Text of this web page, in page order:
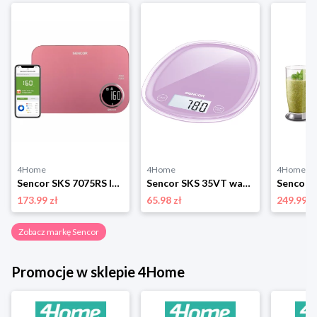
4Home
Sencor SKS 7075RS Inteligentna waga kuchenna, różowy
173.99 zł
4Home
Sencor SKS 35VT waga kuchenna, fioletowy
65.98 zł
4Home
249.99 zł
Zobacz markę Sencor
Promocje w sklepie 4Home